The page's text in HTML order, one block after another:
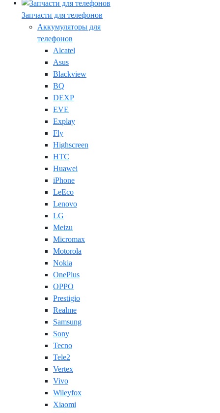
Запчасти для телефонов
Аккумуляторы для
телефонов
Alcatel
Asus
Blackview
BQ
DEXP
EVE
Explay
Fly
Highscreen
HTC
Huawei
iPhone
LeEco
Lenovo
LG
Meizu
Micromax
Motorola
Nokia
OnePlus
OPPO
Prestigio
Realme
Samsung
Sony
Tecno
Tele2
Vertex
Vivo
Wileyfox
Xiaomi